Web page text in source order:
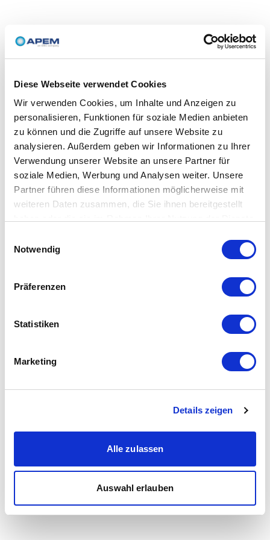
Diese Webseite verwendet Cookies
Wir verwenden Cookies, um Inhalte und Anzeigen zu
personalisieren, Funktionen für soziale Medien anbieten
zu können und die Zugriffe auf unsere Website zu
analysieren. Außerdem geben wir Informationen zu Ihrer
Verwendung unserer Website an unsere Partner für
soziale Medien, Werbung und Analysen weiter. Unsere
Partner führen diese Informationen möglicherweise mit
weiteren Daten zusammen, die Sie ihnen bereitgestellt
Notwendig
Präferenzen
Statistiken
Marketing
Details zeigen
Alle zulassen
Auswahl erlauben